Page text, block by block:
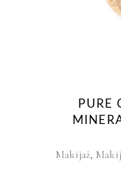
PURE
Makijaż,